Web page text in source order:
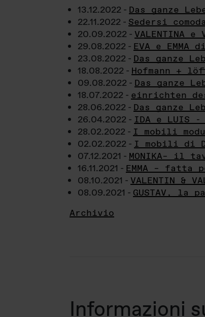
13.12.2022 - Das ganze
22.11.2022 - Sedersi
20.09.2022 - VALENTINA
29.08.2022 - EVA e
23.08.2022 - Das ganze
18.08.2022 - Hofmann +
09.08.2022 - Das ganze
18.07.2022 - einrichten
28.06.2022 - Das ganze
26.04.2022 - IDA e LUIS
28.02.2022 - I mobili
02.02.2022 - I mobili di
07.12.2021 - MONIKA– il
16.11.2021 - EMMA –
08.10.2021 - VALENTIN &
08.09.2021 - GUSTAV, la
Archivio
Informazioni